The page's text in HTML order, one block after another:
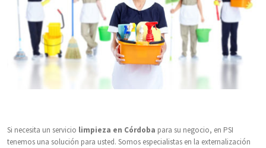
Si necesita un servicio limpieza en Córdoba para su negocio, en PSI
tenemos una solución para usted. Somos especialistas en la externalización